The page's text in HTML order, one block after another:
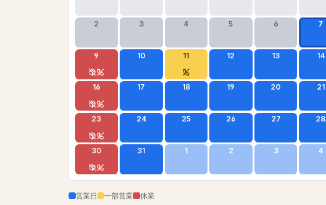
2 3 4 5 6 7
9 10 11 12 13 14
16 17 18 19 20 21
23 24 25 26 27 28
30 31 1 2 3 4
営業日 一部営業 休業